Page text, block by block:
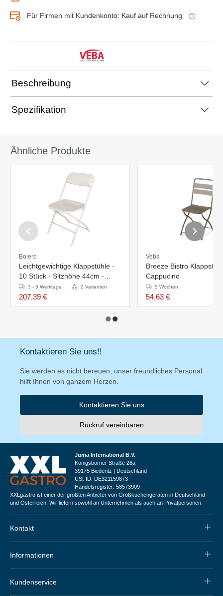
Für Firmen mit Kundenkonto: Kauf auf Rechnung
Beschreibung
Spezifikation
Ähnliche Produkte
Bolero
Leichtgewichtige Klappstühle -
10 Stück - Sitzhöhe 44cm -
Erhältlich in 2 Farben
3 - 5 Werktage 2 Varianten
207,39 €
Veba
Breeze Bistro
Cappucino
5 Wochen
54,63 €
Kontaktieren Sie uns!!
Sie werden es nicht bereuen, unser freundliches Personal
hilft Ihnen von ganzem Herzen.
Kontaktieren Sie uns
Rückruf vereinbaren
Juma International B.V.
Königsborner Straße 26a
39175 Biederitz | Deutschland
USt-ID: DE321159873
Handelsregister: 58573909
XXLgastro ist einer der größten Anbieter von Großküchengeräten in Deutschland
und Österreich. Wir liefern sowohl an Unternehmen als auch an Privatpersonen.
Kontakt
Informationen
Kundenservice